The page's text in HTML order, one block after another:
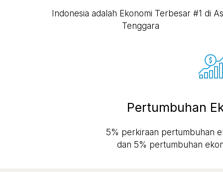
Indonesia adalah Ekonomi Terbesar #1 di
Tenggara
Pertumbuhan
5% perkiraan pertumbuhan
dan 5% pertumbuhan